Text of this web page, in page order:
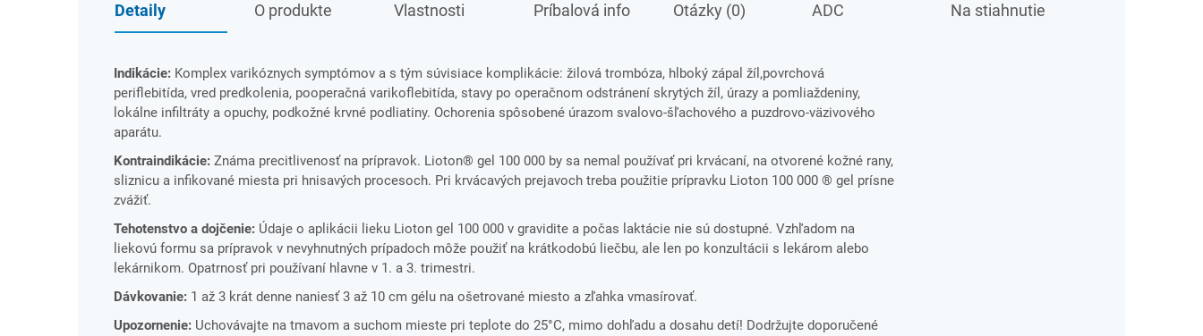
Detaily O produkte Vlastnosti Príbalová info Otázky (0) ADC Na stiahnutie
Indikácie: Komplex varikóznych symptómov a s tým súvisiace komplikácie: žilová trombóza, hlboký zápal žíl,povrchová
periflebitída, vred predkolenia, pooperačná varikoflebitída, stavy po operačnom odstránení skrytých žíl, úrazy a pomliaždeniny,
lokálne infiltráty a opuchy, podkožné krvné podliatiny. Ochorenia spôsobené úrazom svalovo-šľachového a puzdrovo-väzivového
aparátu.
Kontraindikácie: Známa precitlivenosť na prípravok. Lioton® gel 100 000 by sa nemal používať pri krvácaní, na otvorené kožné rany,
sliznicu a infikované miesta pri hnisavých procesoch. Pri krvácavých prejavoch treba použitie prípravku Lioton 100 000 ® gel prísne
zvážiť.
Tehotenstvo a dojčenie: Údaje o aplikácii lieku Lioton gel 100 000 v gravidite a počas laktácie nie sú dostupné. Vzhľadom na
liekovú formu sa prípravok v nevyhnutných prípadoch môže použiť na krátkodobú liečbu, ale len po konzultácii s lekárom alebo
lekárnikom. Opatrnosť pri používaní hlavne v 1. a 3. trimestri.
Dávkovanie: 1 až 3 krát denne naniesť 3 až 10 cm gélu na ošetrované miesto a zľahka vmasírovať.
Upozornenie: Uchovávajte na tmavom a suchom mieste pri teplote do 25°C, mimo dohľadu a dosahu detí! Dodržujte doporučené